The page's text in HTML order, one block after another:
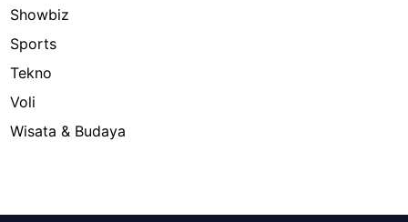
Showbiz
Sports
Tekno
Voli
Wisata & Budaya